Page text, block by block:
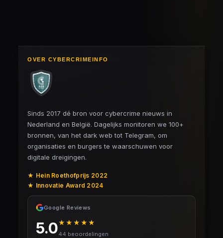
OVER CYBERCRIMEINFO
Sinds 2017 dé bron voor cybercrime nieuws in
Nederland en België. Dagelijks monitoren we 100+
bronnen, van het dark web tot Telegram, om
organisaties en burgers te waarschuwen voor
digitale dreigingen.
★ Hein Roethofprijs 2022
★ Innovatie Award 2024
Google Reviews
5.0★★★★★
44 beoordelingen